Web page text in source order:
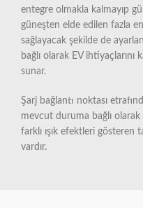
entegre olmakla kalmayıp
güneşten elde edilen fazla
sağlayacak şekilde de
bağlı olarak EV ihtiyaçlarını
sunar.
Şarj bağlantı noktası
mevcut duruma bağlı
farklı ışık efektleri gösteren
vardır.